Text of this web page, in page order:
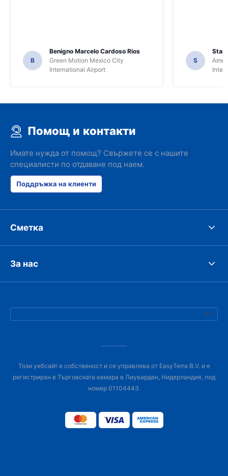
B
Benigno Marcelo Cardoso Rios
Green Motion Mexico City
International Airport
S
Помощ и контакти
Имате нужда от помощ? Свържете се с нашите
специалисти по отдаване под наем.
Поддръжка на клиенти
Сметка
За нас
Този уебсайт е собственост и се управлява от EasyTerra B.V. и е
регистриран в Търговската камара в Лиуварден, Нидерландия, под
номер 01104443.